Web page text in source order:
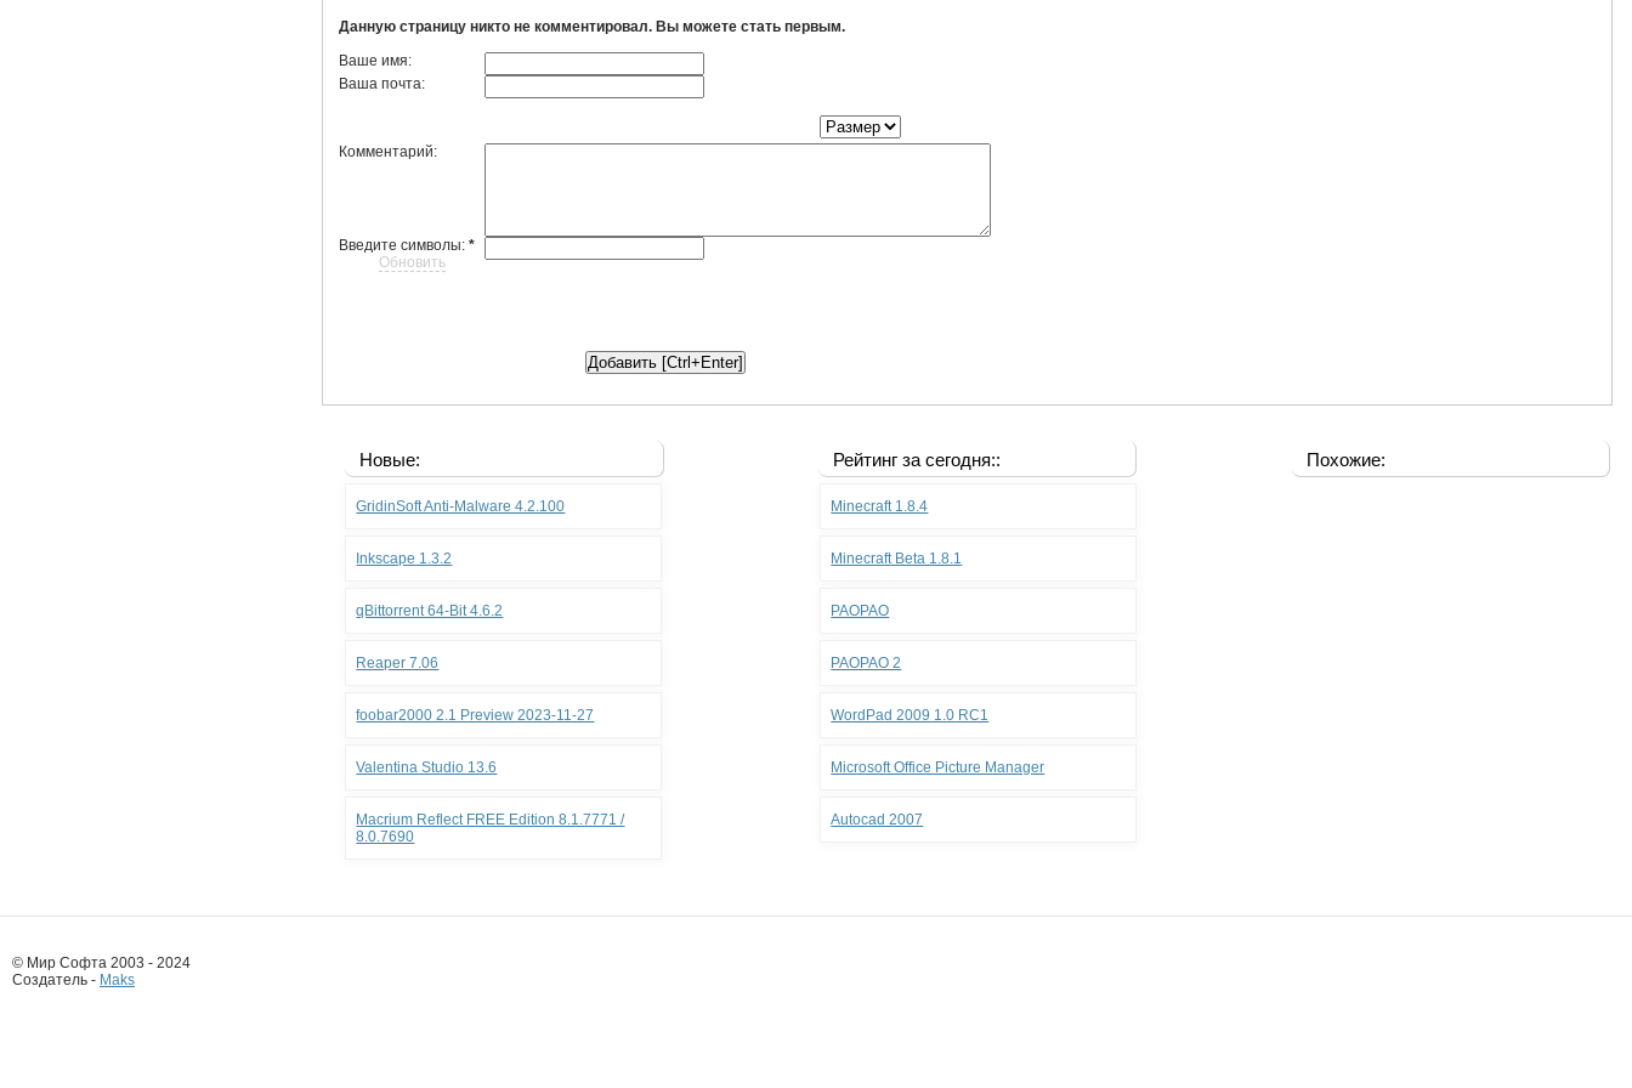
Данную страницу никто не комментировал. Вы можете стать первым.
Ваше имя:
Ваша почта:
Комментарий:
Введите символы:*
Обновить
Новые:
GridinSoft Anti-Malware 4.2.100
Inkscape 1.3.2
qBittorrent 64-Bit 4.6.2
Reaper 7.06
foobar2000 2.1 Preview 2023-11-27
Valentina Studio 13.6
Macrium Reflect FREE Edition 8.1.7771 /
8.0.7690
Рейтинг за сегодня::
Minecraft 1.8.4
Minecraft Beta 1.8.1
PAOPAO
PAOPAO 2
WordPad 2009 1.0 RC1
Microsoft Office Picture Manager
Autocad 2007
Похожие:
© Мир Софта 2003 - 2024
Создатель - Maks